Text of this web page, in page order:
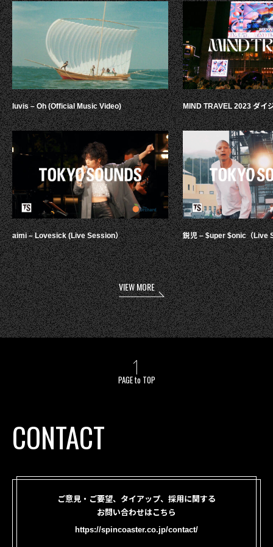
luvis – Oh (Official Music Video)
aimi – Lovesick (Live Session）
MIND TRAVEL 2023 ダイ
鋭児 – $uper $onic（Live
VIEW MORE
PAGE to TOP
CONTACT
ご意見・ご要望、タイアップ、採用に関する
お問い合わせはこちら
https://spincoaster.co.jp/contact/